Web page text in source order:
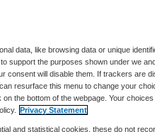
tbs-
meer
data, like browsing data or unique
support the purposes shown under we
consent will disable them. If trackers are
resurface this menu to change your
the bottom of the webpage. Your
Privacy Statement
and statistical cookies, these do not